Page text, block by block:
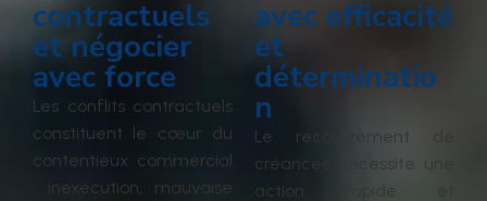
contractuels
et négocier
avec force
Les conflits contractuels
constituent le cœur du
contentieux commercial
: inexécution, mauvaise
avec efficacité
et
déterminatio
n
Le recouvrement de
créances nécessite une
action rapide et